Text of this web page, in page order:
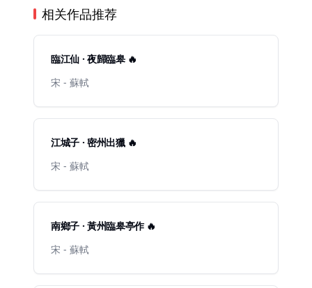
相关作品推荐
臨江仙 · 夜歸臨皋 🔥
宋 - 蘇軾
江城子 · 密州出獵 🔥
宋 - 蘇軾
南鄉子 · 黃州臨皋亭作 🔥
宋 - 蘇軾